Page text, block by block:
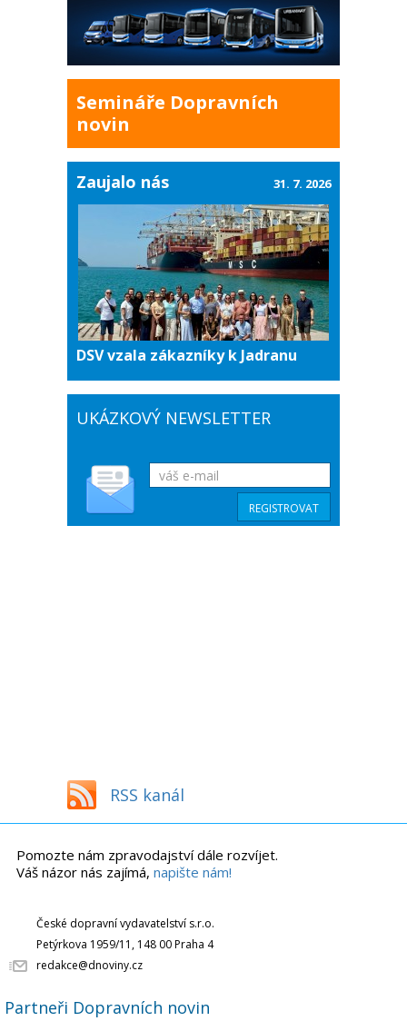
Semináře Dopravních
novin
Zaujalo nás
DSV vzala zákazníky k Jadranu
31. 7. 2026
UKÁZKOVÝ NEWSLETTER
RSS kanál
Pomozte nám zpravodajství dále rozvíjet.
Váš názor nás zajímá, napište nám!
České dopravní vydavatelství s.r.o.
Petýrkova 1959/11, 148 00 Praha 4
redakce@dnoviny.cz
Partneři Dopravních novin